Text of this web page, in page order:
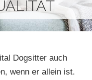
Dogsitter auch
wenn er allein ist.